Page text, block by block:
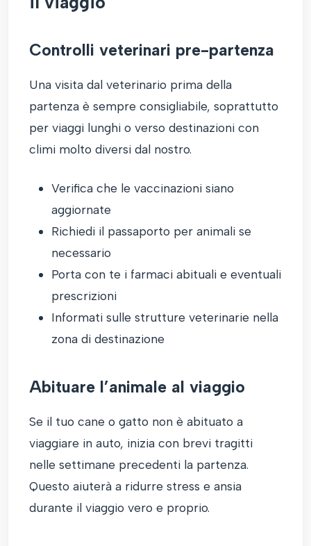
Controlli veterinari pre-partenza
Una visita dal veterinario prima della
partenza è sempre consigliabile, soprattutto
per viaggi lunghi o verso destinazioni con
climi molto diversi dal nostro.
Verifica che le vaccinazioni siano
aggiornate
Richiedi il passaporto per animali se
necessario
Porta con te i farmaci abituali e eventuali
prescrizioni
Informati sulle strutture veterinarie nella
zona di destinazione
Abituare l’animale al viaggio
Se il tuo cane o gatto non è abituato a
viaggiare in auto, inizia con brevi tragitti
nelle settimane precedenti la partenza.
Questo aiuterà a ridurre stress e ansia
durante il viaggio vero e proprio.